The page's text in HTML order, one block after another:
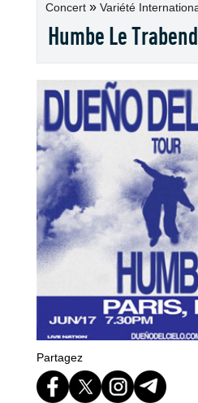
Concert » Variété
Humbe Le
Partagez